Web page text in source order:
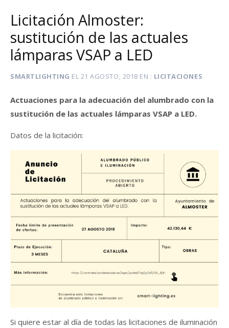
Licitación Almoster:
sustitución de las actuales
lámparas VSAP a LED
SMARTLIGHTING EL 21 AGOSTO, 2018 EN LICITACIONES
Actuaciones para la adecuación del alumbrado con la
sustitución de las actuales lámparas VSAP a LED.
Datos de la licitación:
Si quiere estar al día de todas las licitaciones de iluminación